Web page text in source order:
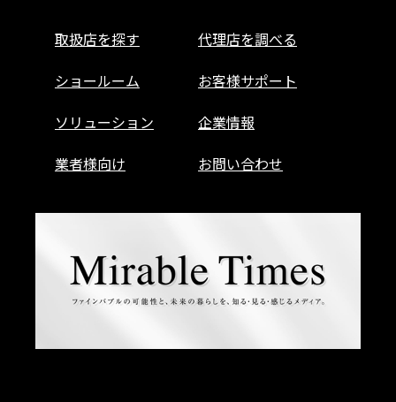
取扱店を探す
代理店を調べる
ショールーム
お客様サポート
ソリューション
企業情報
業者様向け
お問い合わせ